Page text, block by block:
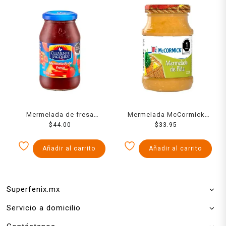
Mermelada de fresa
Clemente Jacques 470 g
$44.00
Añadir al carrito
Mermelada McCormick
piña 270 g
$ 33.95
Añadir al carrito
Superfenix.mx
Servicio a domicilio